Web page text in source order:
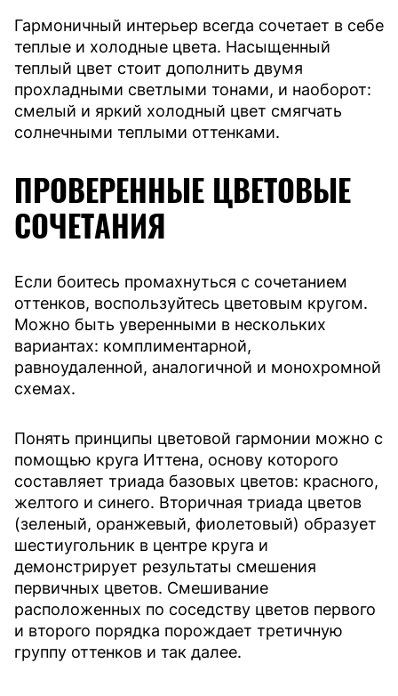
Гармоничный интерьер всегда сочетает в себе
теплые и холодные цвета. Насыщенный
теплый цвет стоит дополнить двумя
прохладными светлыми тонами, и наоборот:
смелый и яркий холодный цвет смягчать
солнечными теплыми оттенками.
ПРОВЕРЕННЫЕ ЦВЕТОВЫЕ
СОЧЕТАНИЯ
Если боитесь промахнуться с сочетанием
оттенков, воспользуйтесь цветовым кругом.
Можно быть уверенными в нескольких
вариантах: комплиментарной,
равноудаленной, аналогичной и монохромной
схемах.
Понять принципы цветовой гармонии можно с
помощью круга Иттена, основу которого
составляет триада базовых цветов: красного,
желтого и синего. Вторичная триада цветов
(зеленый, оранжевый, фиолетовый) образует
шестиугольник в центре круга и
демонстрирует результаты смешения
первичных цветов. Смешивание
расположенных по соседству цветов первого
и второго порядка порождает третичную
группу оттенков и так далее.